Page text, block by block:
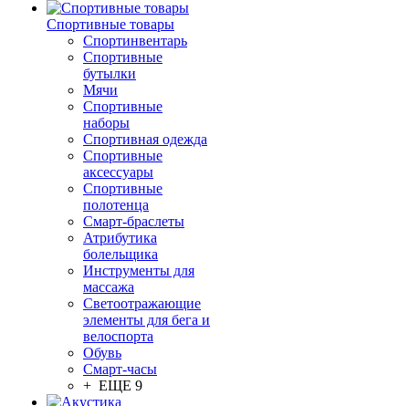
Спортивные товары
Спортинвентарь
Спортивные
бутылки
Мячи
Спортивные
наборы
Спортивная одежда
Спортивные
аксессуары
Спортивные
полотенца
Смарт-браслеты
Атрибутика
болельщика
Инструменты для
массажа
Светоотражающие
элементы для бега и
велоспорта
Обувь
Смарт-часы
+ ЕЩЕ 9